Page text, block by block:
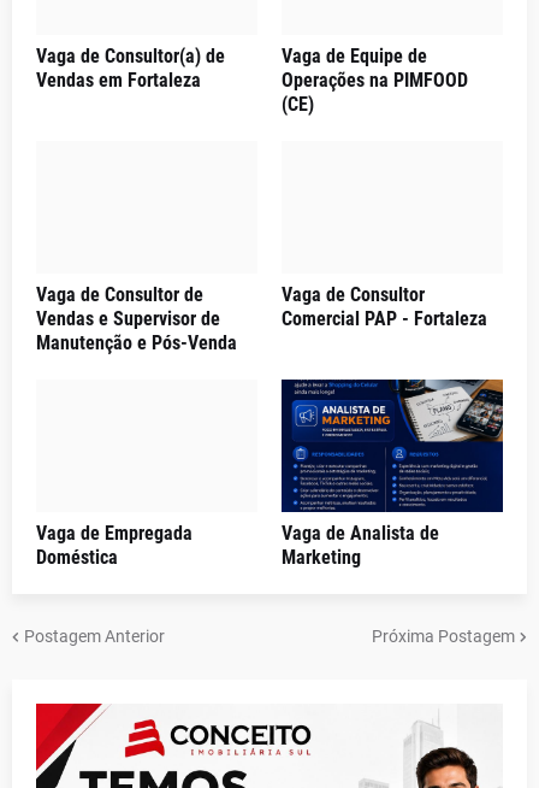
Vaga de Consultor(a) de
Vendas em Fortaleza
Vaga de Equipe de
Operações na PIMFOOD
(CE)
Vaga de Consultor de
Vendas e Supervisor de
Manutenção e Pós-Venda
Vaga de Consultor
Comercial PAP - Fortaleza
Vaga de Empregada
Doméstica
Vaga de Analista de
Marketing
Postagem Anterior Próxima Postagem